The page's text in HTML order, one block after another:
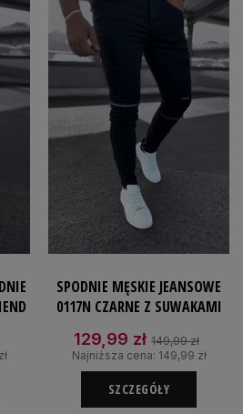
SPODNIE MĘSKIE JEANSOWE
0117N CZARNE Z SUWAKAMI
129,99 zł 149,99 zł
Najniższa cena: 149,99 zł
SZCZEGÓŁY